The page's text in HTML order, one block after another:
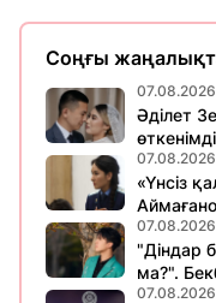
Соңғы
07.08.2026
Әділет
07.08.2026
«Үнсіз
07.08.2026
"Діндар
ма?".
07.08.2026